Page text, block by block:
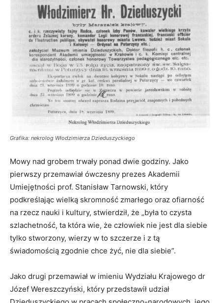
Grafika: nekrolog Włodzimierza Dzieduszyckiego
Mowy nad grobem trwały ponad dwie godziny. Jako
pierwszy przemawiał ówczesny prezes Akademii
Umiejętności prof. Stanisław Tarnowski, który
podkreślając wielką skromność zmarłego oraz ofiarność
na rzecz nauki i kultury, stwierdził, że „była to czysta
szlachetność, ta która wie, że człowiek nie jest dla siebie
tylko stworzony, wierzy w to szczerze i z tą
świadomością zgodnie chce żyć, nie dla siebie”.
Jako drugi przemawiał w imieniu Wydziału Krajowego dr
Józef Wereszczyński, który przedstawił udział